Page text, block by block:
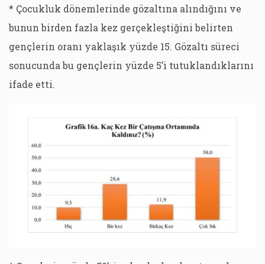
* Çocukluk dönemlerinde gözaltına alındığını ve
bunun birden fazla kez gerçekleştiğini belirten
gençlerin oranı yaklaşık yüzde 15. Gözaltı süreci
sonucunda bu gençlerin yüzde 5’i tutuklandıklarını
ifade etti.